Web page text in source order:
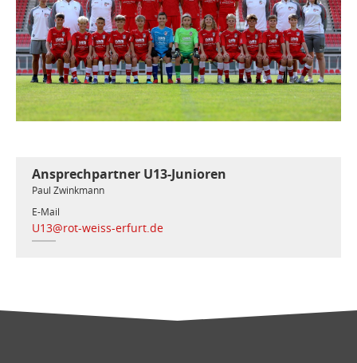
Ansprechpartner U13-Junioren
Paul Zwinkmann
E-Mail
U13@rot-weiss-erfurt.de